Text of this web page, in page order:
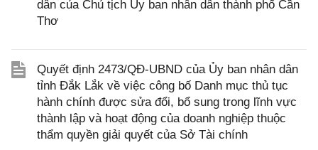
dân của Chủ tịch Ủy ban nhân dân thành phố Cần
Thơ
Quyết định 2473/QĐ-UBND của Ủy ban nhân dân
tỉnh Đắk Lắk về việc công bố Danh mục thủ tục
hành chính được sửa đổi, bổ sung trong lĩnh vực
thành lập và hoạt động của doanh nghiệp thuộc
thẩm quyền giải quyết của Sở Tài chính